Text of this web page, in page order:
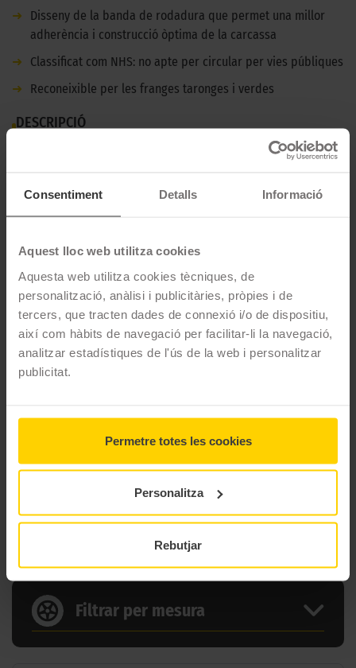
Consentiment Detalls Informació
Aquest lloc web utilitza cookies
Aquesta web utilitza cookies tècniques, de
personalització, anàlisi i publicitàries, pròpies i de
tercers, que tracten dades de connexió i/o de dispositiu,
així com hàbits de navegació per facilitar-li la navegació,
analitzar estadístiques de l'ús de la web i personalitzar
publicitat.
Permetre totes les cookies
Personalitza
Rebutjar
➜
Disseny de la banda de rodadura que permet una millor
adherència i construcció òptima de la carcassa
➜
Classificat com NHS: no apte per circular per vies públiques
➜
Reconeixible per les franges taronges i verdes
DESCRIPCIÓ
característiques tècniques del terreny i dels pneumàtics que
utilitza en competir. Els pneumàtics FLAT TRACK estan
disseny que permet una excel·lent tracció, adherència i control
dins i fora de les corbes. La versió SUPER SOFT posseeix
components que ofereixen una adherència encara més gran en
pistes tècniques.
CARACTERÍSTIQUES TÈCNIQUES
Rain D Track
2 MIDES DEL PNEUMÀTIC
MITAS FLAT TRACK SUPER SOFT
Filtrar per mesura